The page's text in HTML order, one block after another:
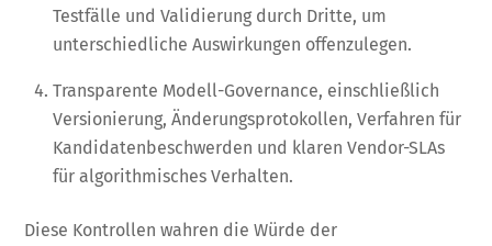
Testfälle und Validierung durch Dritte, um
unterschiedliche Auswirkungen offenzulegen.
Transparente Modell-Governance, einschließlich
Versionierung, Änderungsprotokollen, Verfahren für
Kandidatenbeschwerden und klaren Vendor-SLAs
für algorithmisches Verhalten.
Diese Kontrollen wahren die Würde der